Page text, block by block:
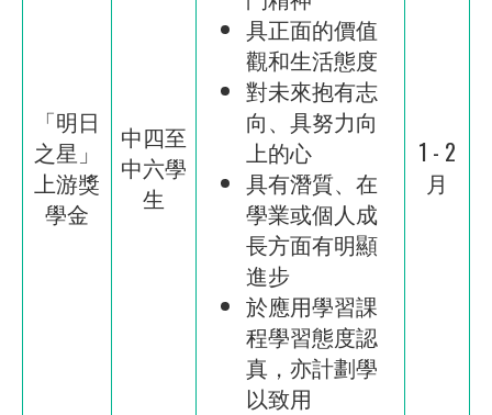
「明日
之星」
上游獎
學金
中四至
中六學
生
具正面的價值
觀和生活態度
對未來抱有志
向、具努力向
上的心
具有潛質、在
學業或個人成
長方面有明顯
進步
於應用學習課
程學習態度認
真，亦計劃學
以致用
1 - 2
月